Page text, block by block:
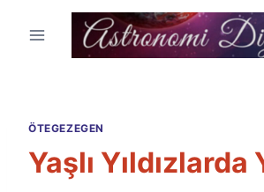
ÖTEGEZEGEN
Yaşlı Yıldızlarda